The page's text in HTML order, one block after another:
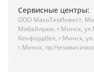
Сервисные центры:
ООО МакоТехИнвест,
Мобайлрем, г.Минск,
Кенфордбел, г.Минск,
г.Минск,